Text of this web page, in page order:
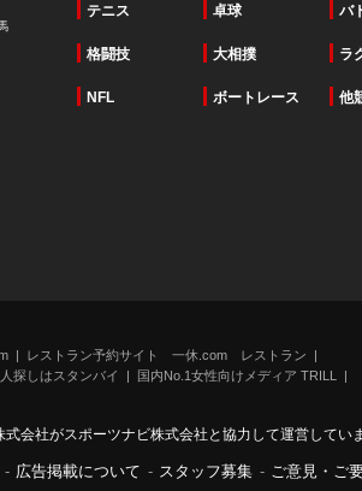
テニス 卓球 バ
格闘技 大相撲 ラ
NFL ボートレース 他
レストラン予約サイト 一休.com レストラン
探しはスタンバイ
国内No.1女性向けメディア TRILL
会社がスポーツナビ株式会社と協力して運営していま
- 広告掲載について - スタッフ募集 - ご意見・ご